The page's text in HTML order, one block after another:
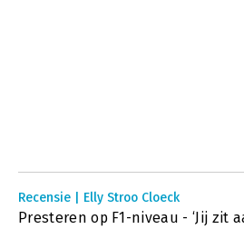
Recensie | Elly Stroo Cloeck
Presteren op F1-niveau - ‘Jij zit